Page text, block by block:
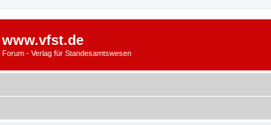
www.vfst.de
Forum - Verlag für Standesamtswesen